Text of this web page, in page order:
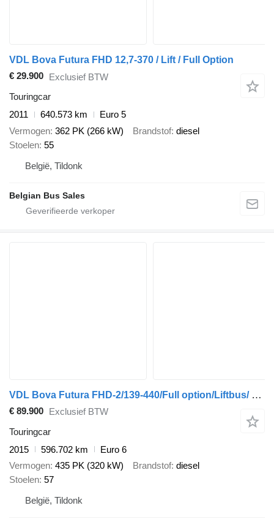
VDL Bova Futura FHD 12,7-370 / Lift / Full Option
€ 29.900 Exclusief BTW
Touringcar
2011
640.573 km
Euro 5
Vermogen 362 PK (266 kW) Brandstof diesel
Stoelen 55
België, Tildonk
Belgian Bus Sales
VDL Bova Futura FHD-2/139-440/Full option/Liftbus/ 15 Seats
€ 89.900 Exclusief BTW
Touringcar
2015
596.702 km
Euro 6
Vermogen 435 PK (320 kW) Brandstof diesel
Stoelen 57
België, Tildonk